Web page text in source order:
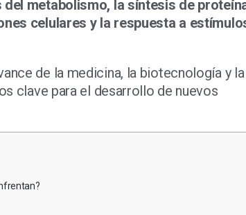
metabolismo, la síntesis de
celulares y la respuesta a
de la medicina, la biotecnología y la
clave para el desarrollo de nuevos